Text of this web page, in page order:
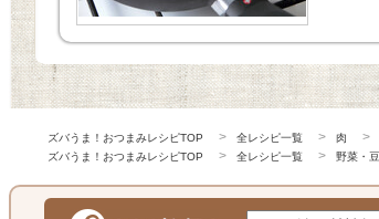
ズバうま！おつまみレシピTOP 全レシピ一覧 肉
ズバうま！おつまみレシピTOP
全レシピ一覧 野菜・